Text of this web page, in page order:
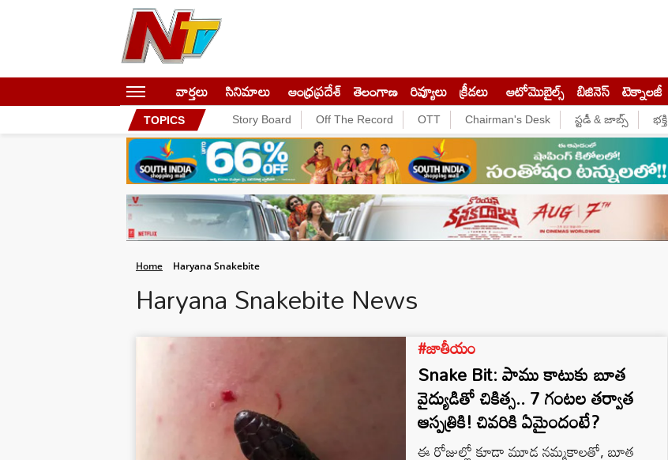
వార్తలు సినిమాలు ఆంధ్రప్రదేశ్ తెలంగాణ రివ్యూలు క్రీడలు ఆటోమొబైల్స్ బిజినెస్‌ టెక్నాలజీ
TOPICS Story Board Off The Record OTT Chairman's Desk స్టడీ & జాబ్స్ భక్తి
Home Haryana Snakebite
Haryana Snakebite News
#జాతీయం
Snake Bit: పాము కాటుకు బూత
వైద్యుడితో చికిత్స.. 7 గంటల తర్వాత
ఆస్పత్రికి! చివరికి ఏమైందంటే?
ఈ రోజుల్లో కూడా మూడ నమ్మకాలతో, బూత